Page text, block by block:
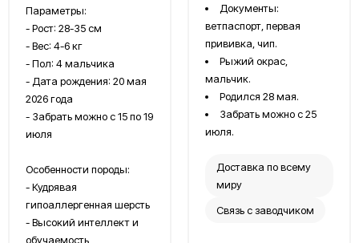
Параметры:
- Рост: 28-35 см
- Вес: 4-6 кг
- Пол: 4 мальчика
- Дата рождения: 20 мая
2026 года
- Забрать можно с 15 по 19
июля
Особенности породы:
- Кудрявая
гипоаллергенная шерсть
- Высокий интеллект и
обучаемость
Документы:
ветпаспорт, первая
прививка, чип.
Рыжий окрас,
мальчик.
Родился 28 мая.
Забрать можно с 25
июля.
Доставка по всему
миру
Связь с заводчиком